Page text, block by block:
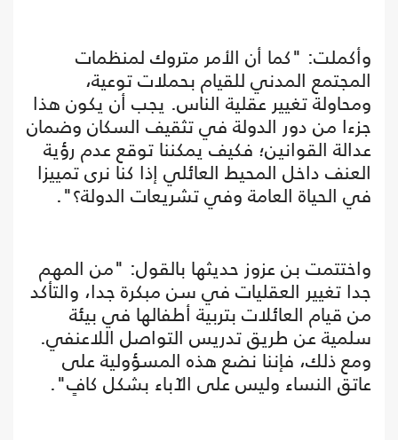
وأكملت: "كما أن الأمر متروك لمنظمات
المجتمع المدني للقيام بحملات توعية،
ومحاولة تغيير عقلية الناس. يجب أن يكون هذا
جزءا من دور الدولة في تثقيف السكان وضمان
عدالة القوانين؛ فكيف يمكننا توقع عدم رؤية
العنف داخل المحيط العائلي إذا كنا نرى تمييزا
في الحياة العامة وفي تشريعات الدولة؟".
واختتمت بن عزوز حديثها بالقول: "من المهم
جدا تغيير العقليات في سن مبكرة جدا، والتأكد
من قيام العائلات بتربية أطفالها في بيئة
سلمية عن طريق تدريس التواصل اللاعنفي.
ومع ذلك، فإننا نضع هذه المسؤولية على
عاتق النساء وليس على الآباء بشكل كافٍ".